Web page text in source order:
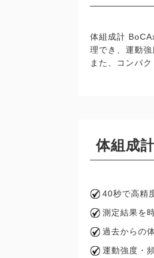
体組成計
理でき、運動
また、コンパ
体組成
40秒で高精
測定結果を
過去からの
運動強度・